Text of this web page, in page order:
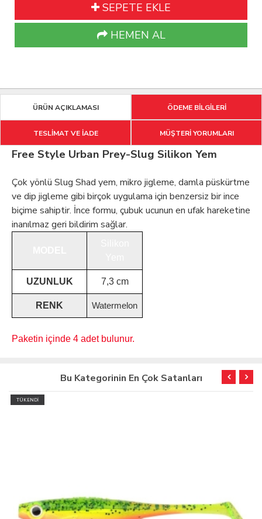
SEPETE EKLE
HEMEN AL
ÜRÜN AÇIKLAMASI ÖDEME BİLGİLERİ
TESLİMAT VE İADE MÜŞTERİ YORUMLARI
Free Style Urban Prey-Slug Silikon Yem
Çok yönlü Slug Shad yem, mikro jigleme, damla püskürtme
ve dip jigleme gibi birçok uygulama için benzersiz bir ince
biçime sahiptir. İnce formu, çubuk ucunun en ufak hareketine
inanılmaz geri bildirim sağlar.
UZUNLUK 7,3 cm
RENK Watermelon
Paketin içinde 4 adet bulunur.
Bu Kategorinin En Çok Satanları
TÜKENDİ